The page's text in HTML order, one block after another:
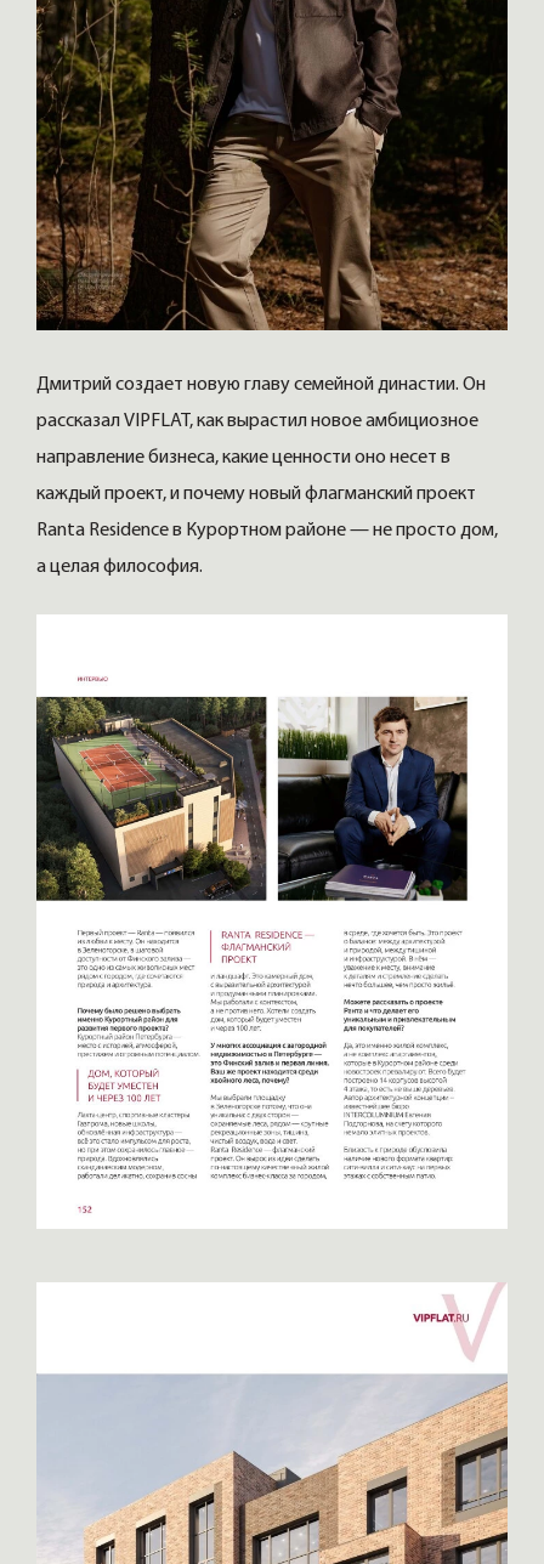
Дмитрий создает новую главу семейной династии. Он
рассказал VIPFLAT, как вырастил новое амбициозное
направление бизнеса, какие ценности оно несет в
каждый проект, и почему новый флагманский проект
Ranta Residence в Курортном районе — не просто дом,
а целая философия.